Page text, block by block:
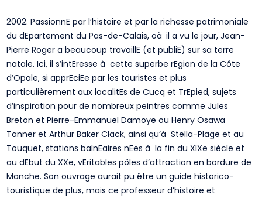
2002. PassionnE par l’histoire et par la richesse patrimoniale
du dEpartement du Pas-de-Calais, oà¹ il a vu le jour, Jean-
Pierre Roger a beaucoup travaillE (et publiE) sur sa terre
natale. Ici, il s’intEresse à cette superbe rEgion de la Côte
d’Opale, si apprEciEe par les touristes et plus
particulièrement aux localitEs de Cucq et TrEpied, sujets
d’inspiration pour de nombreux peintres comme Jules
Breton et Pierre-Emmanuel Damoye ou Henry Osawa
Tanner et Arthur Baker Clack, ainsi qu’à Stella-Plage et au
Touquet, stations balnEaires nEes à la fin du XIXe siècle et
au dEbut du XXe, vEritables pôles d’attraction en bordure de
Manche. Son ouvrage aurait pu être un guide historico-
touristique de plus, mais ce professeur d’histoire et